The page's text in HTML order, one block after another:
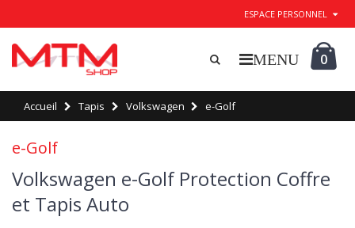
ESPACE PERSONNEL
0
Accueil Tapis Volkswagen e-Golf
e-Golf
Volkswagen e-Golf Protection Coffre
et Tapis Auto